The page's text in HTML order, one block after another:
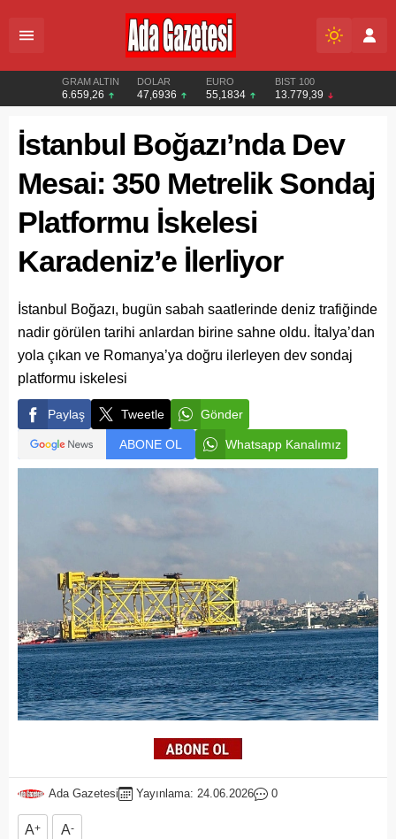
GRAM ALTIN
6.659,26
DOLAR
47,6936
EURO
55,1834
BIST 100
13.779,39
İstanbul Boğazı’nda Dev
Mesai: 350 Metrelik Sondaj
Platformu İskelesi
Karadeniz’e İlerliyor
İstanbul Boğazı, bugün sabah saatlerinde deniz trafiğinde
nadir görülen tarihi anlardan birine sahne oldu. İtalya’dan
yola çıkan ve Romanya’ya doğru ilerleyen dev sondaj
platformu iskelesi
Paylaş Tweetle Gönder
ABONE OL Whatsapp Kanalımız
Ada Gazetesi Yayınlama: 24.06.2026 0
A+ A-